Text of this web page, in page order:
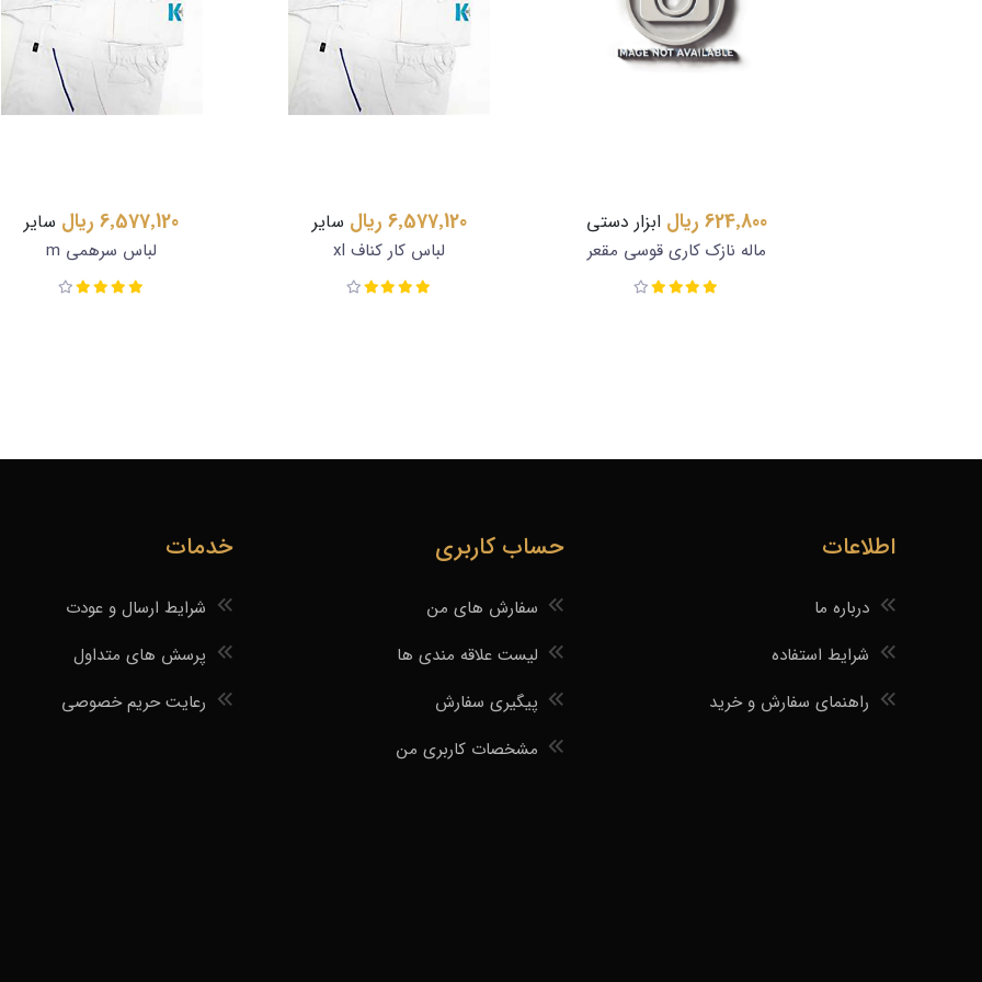
624٬800 ریال ابزار دستی
ماله نازک کاری قوسی مقعر
6٬577٬120 ریال ساير
لباس کار کناف xl
6٬577٬120 ریال ساير
لباس سرهمی m
اطلاعات
درباره ما
شرایط استفاده
راهنمای سفارش و خرید
حساب کاربری
سفارش های من
لیست علاقه مندی ها
پیگیری سفارش
مشخصات کاربری من
خدمات
شرایط ارسال و عودت
پرسش های متداول
رعایت حریم خصوصی